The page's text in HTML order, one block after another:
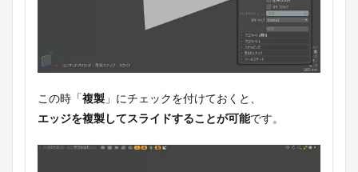
この時「複製 」にチェックを付けておくと、
エッジを複製してスライドすることが可能です。